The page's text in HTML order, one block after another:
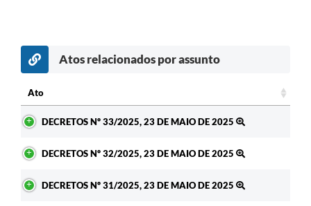
Atos relacionados por assunto
Ato
DECRETOS Nº 33/2025, 23 DE MAIO DE 2025
DECRETOS Nº 32/2025, 23 DE MAIO DE 2025
DECRETOS Nº 31/2025, 23 DE MAIO DE 2025